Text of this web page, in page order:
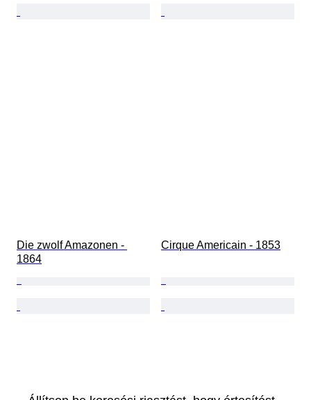
Die zwolf Amazonen -
1864
Cirque Americain - 1853